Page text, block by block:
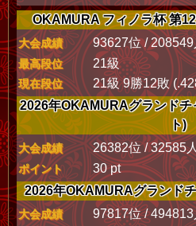
OKAMURA フィノラ杯 第
大会成績 93627位 /
最高段位 21級
現在段位
21級 9勝12敗
2026年OKAMURAグランドチ
ト)
大会成績 26382位 / 32585人
ポイント
30 pt
2026年OKAMURAグランド
大会成績 97817位 /